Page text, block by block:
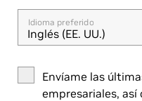
Idioma preferido
Inglés (EE. UU.)
Envíame las
empresariales, así